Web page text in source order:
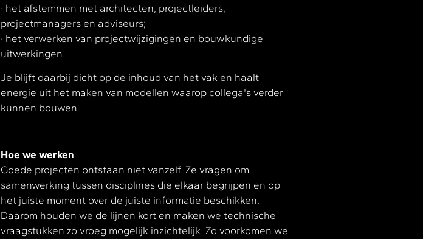
· het afstemmen met architecten, projectleiders,
projectmanagers en adviseurs;
· het verwerken van projectwijzigingen en bouwkundige
uitwerkingen.
Je blijft daarbij dicht op de inhoud van het vak en haalt
energie uit het maken van modellen waarop collega's verder
kunnen bouwen.
Hoe we werken
Goede projecten ontstaan niet vanzelf. Ze vragen om
samenwerking tussen disciplines die elkaar begrijpen en op
het juiste moment over de juiste informatie beschikken.
Daarom houden we de lijnen kort en maken we technische
vraagstukken zo vroeg mogelijk inzichtelijk. Zo voorkomen we